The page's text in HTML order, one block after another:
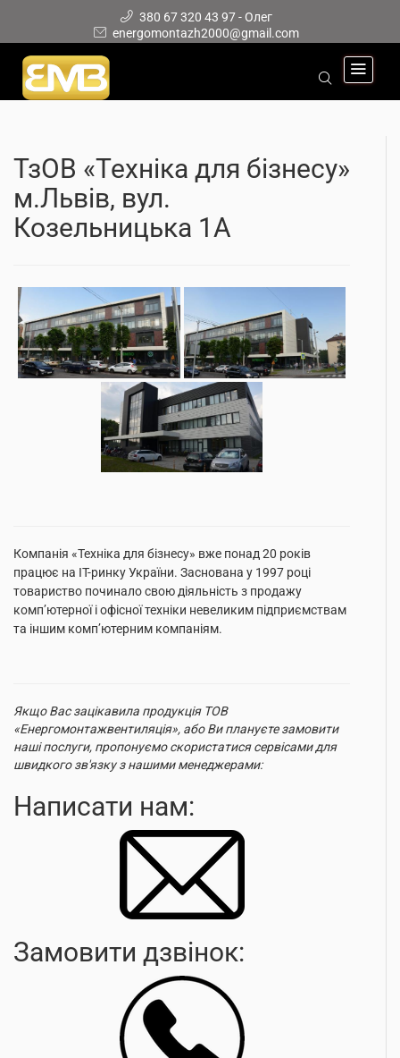
380 67 320 43 97 - Олег
energomontazh2000@gmail.com
ТзОВ «Техніка для бізнесу»
м.Львів, вул.
Козельницька 1А
Компанія «Техніка для бізнесу» вже понад 20 років
працює на IT-ринку України. Заснована у 1997 році
товариство починало свою діяльність з продажу
комп’ютерної і офісної техніки невеликим підприємствам
та іншим комп’ютерним компаніям.
Якщо Вас зацікавила продукція ТОВ
«Енергомонтажвентиляція», або Ви плануєте замовити
наші послуги, пропонуємо скористатися сервісами для
швидкого зв'язку з нашими менеджерами:
Написати нам:
Замовити дзвінок: